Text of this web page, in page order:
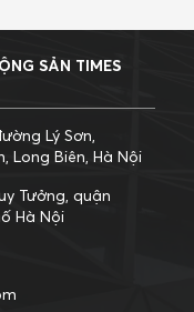
SẢN TIMES
Lý Sơn,
Long Biên, Hà Nội
Tưởng, quận
Hà Nội